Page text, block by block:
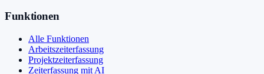
Funktionen
Alle Funktionen
Arbeitszeiterfassung
Projektzeiterfassung
Zeiterfassung mit AI